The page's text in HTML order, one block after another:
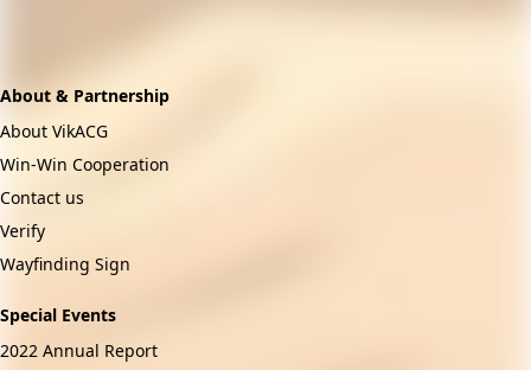
About & Partnership
About VikACG
Win-Win Cooperation
Contact us
Verify
Wayfinding Sign
Special Events
2022 Annual Report